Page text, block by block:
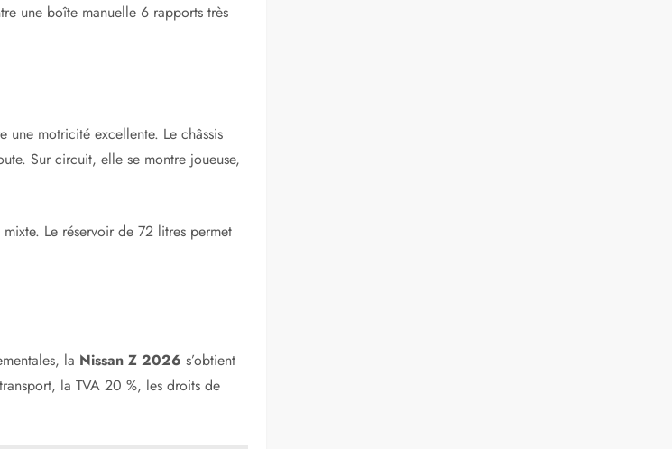
une boîte manuelle 6 rapports très
motricité excellente. Le châssis
Sur circuit, elle se montre joueuse,
Le réservoir de 72 litres permet
la Nissan Z 2026 s’obtient
la TVA 20 %, les droits de